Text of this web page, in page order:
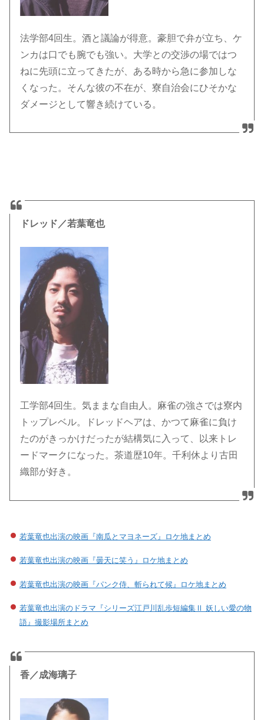
法学部4回生。酒と議論が得意。豪胆で弁が立ち、ケ
ンカは口でも腕でも強い。大学との交渉の場ではつ
ねに先頭に立ってきたが、ある時から急に参加しな
くなった。そんな彼の不在が、寮自治会にひそかな
ダメージとして響き続けている。
ドレッド／若葉竜也
工学部4回生。気ままな自由人。麻雀の強さでは寮内
トップレベル。ドレッドヘアは、かつて麻雀に負け
たのがきっかけだったが結構気に入って、以来トレ
ードマークになった。茶道歴10年。千利休より古田
織部が好き。
若葉竜也出演の映画『南瓜とマヨネーズ』ロケ地まとめ
若葉竜也出演の映画『曇天に笑う』ロケ地まとめ
若葉竜也出演の映画『パンク侍、斬られて候』ロケ地まとめ
若葉竜也出演のドラマ『シリーズ江戸川乱歩短編集Ⅱ 妖しい愛の物
語』撮影場所まとめ
香／成海璃子